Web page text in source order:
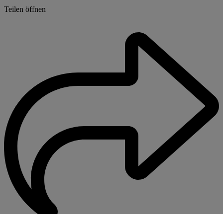
Teilen öffnen